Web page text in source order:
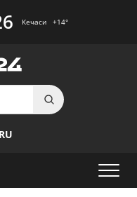
Кечаси +14°
RU